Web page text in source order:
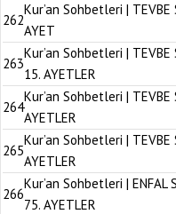
262
Kur’an Sohbetleri | TEVBE
AYET
263
Kur’an Sohbetleri | TEVBE
15. AYETLER
264
Kur’an Sohbetleri | TEVBE
AYETLER
265
Kur’an Sohbetleri | TEVBE
AYETLER
266
Kur’an Sohbetleri | ENFAL
75. AYETLER